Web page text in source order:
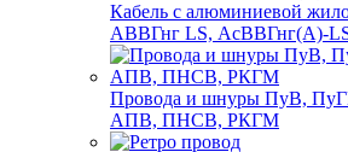
Кабель с алюминиевой
АВВГнг LS, АсВВГнг(А)-
Провода и шнуры ПуВ,
АПВ, ПНСВ, РКГМ